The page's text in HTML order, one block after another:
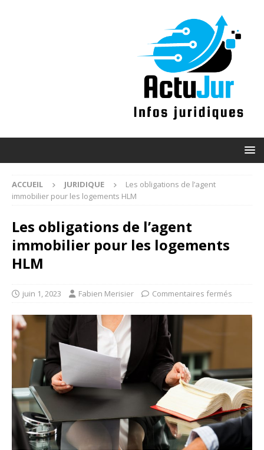
ACCUEIL JURIDIQUE
Les obligations de l’agent
immobilier pour les logements HLM
Les obligations de l’agent
immobilier pour les logements
HLM
juin 1, 2023 Fabien Merisier Commentaires fermés